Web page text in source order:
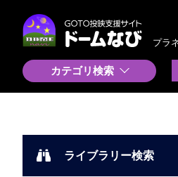
プラ
カテゴリ検索
ライブラリー検索